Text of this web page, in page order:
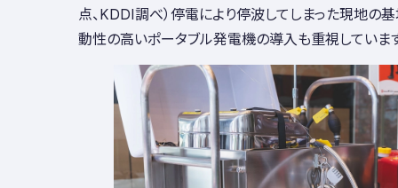
点、KDDI調べ）停電により停波してしまった現地の
動性の高いポータブル発電機の導入も重視していま